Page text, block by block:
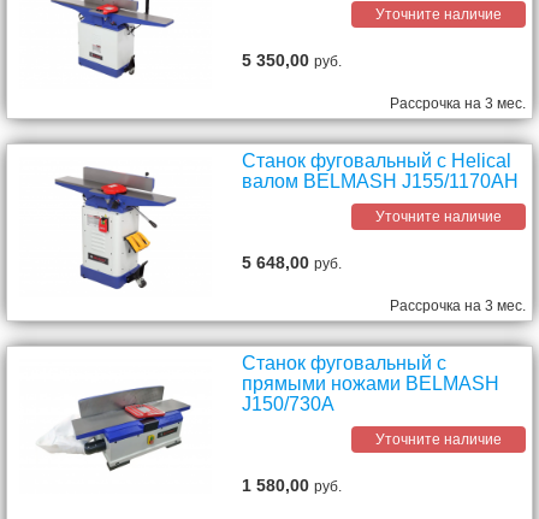
Уточните наличие
5 350,00руб.
Рассрочка на 3 мес.
Станок фуговальный с Helical
валом BELMASH J155/1170AH
Уточните наличие
5 648,00руб.
Рассрочка на 3 мес.
Станок фуговальный с
прямыми ножами BELMASH
J150/730A
Уточните наличие
1 580,00руб.